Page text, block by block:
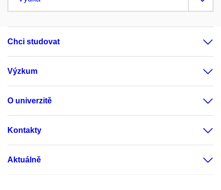
Chci studovat
Výzkum
O univerzitě
Kontakty
Aktuálně